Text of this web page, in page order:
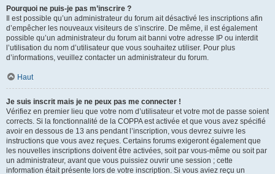
Pourquoi ne puis-je pas m’inscrire ?
Il est possible qu’un administrateur du forum ait désactivé les inscriptions afin
d’empêcher les nouveaux visiteurs de s’inscrire. De même, il est également
possible qu’un administrateur du forum ait banni votre adresse IP ou interdit
l’utilisation du nom d’utilisateur que vous souhaitez utiliser. Pour plus
d’informations, veuillez contacter un administrateur du forum.
Haut
Je suis inscrit mais je ne peux pas me connecter !
Vérifiez en premier lieu que votre nom d’utilisateur et votre mot de passe soient
corrects. Si la fonctionnalité de la COPPA est activée et que vous avez spécifié
avoir en dessous de 13 ans pendant l’inscription, vous devrez suivre les
instructions que vous avez reçues. Certains forums exigeront également que
les nouvelles inscriptions doivent être activées, soit par vous-même ou soit par
un administrateur, avant que vous puissiez ouvrir une session ; cette
information était présente lors de votre inscription. Si vous aviez reçu un